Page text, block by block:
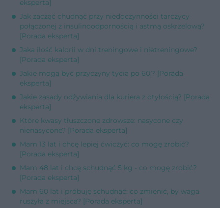
eksperta]
Jak zacząć chudnąć przy niedoczynności tarczycy
połączonej z insulinoodpornością i astmą oskrzelową?
[Porada eksperta]
Jaka ilość kalorii w dni treningowe i nietreningowe?
[Porada eksperta]
Jakie mogą być przyczyny tycia po 60.? [Porada
eksperta]
Jakie zasady odżywiania dla kuriera z otyłością? [Porada
eksperta]
Które kwasy tłuszczone zdrowsze: nasycone czy
nienasycone? [Porada eksperta]
Mam 13 lat i chcę lepiej ćwiczyć: co mogę zrobić?
[Porada eksperta]
Mam 48 lat i chcę schudnąć 5 kg - co mogę zrobić?
[Porada eksperta]
Mam 60 lat i próbuję schudnąć: co zmienić, by waga
ruszyła z miejsca? [Porada eksperta]